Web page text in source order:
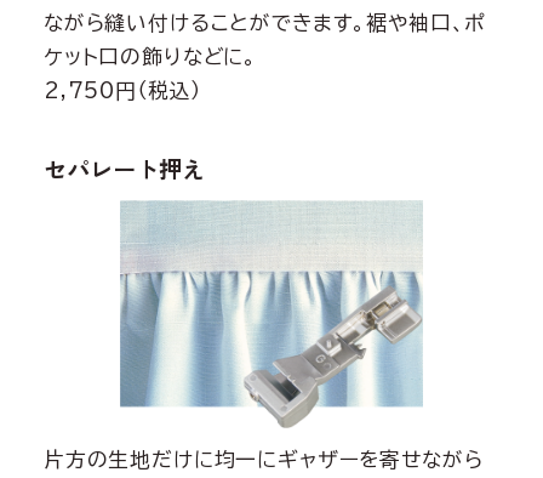
ながら縫い付けることができます。裾や袖口、ポ
ケット口の飾りなどに。
2,750円（税込）
セパレート押え
片方の生地だけに均一にギャザーを寄せながら